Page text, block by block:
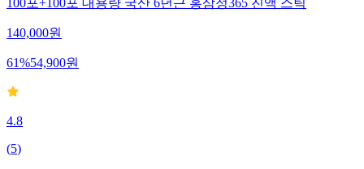
100포+100포 대용량 국산 6년근 홍삼정365 진액 스틱
140,000원
61%54,900원
4.8
(5)